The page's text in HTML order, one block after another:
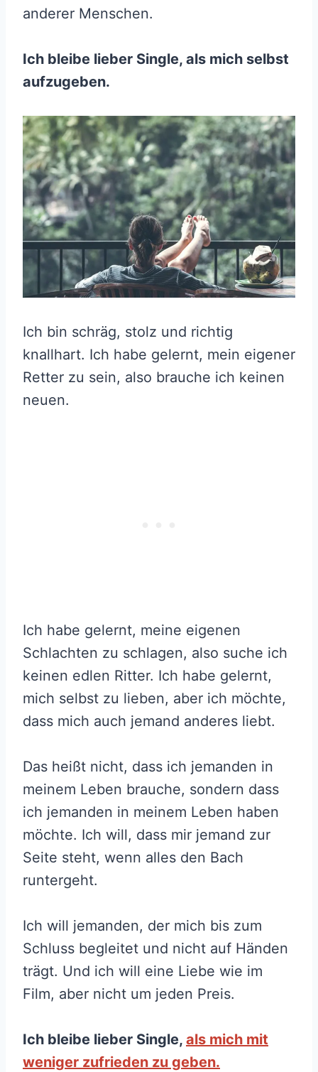
anderer Menschen.
Ich bleibe lieber Single, als mich selbst
aufzugeben.
Ich bin schräg, stolz und richtig
knallhart. Ich habe gelernt, mein eigener
Retter zu sein, also brauche ich keinen
neuen.
Ich habe gelernt, meine eigenen
Schlachten zu schlagen, also suche ich
keinen edlen Ritter. Ich habe gelernt,
mich selbst zu lieben, aber ich möchte,
dass mich auch jemand anderes liebt.
Das heißt nicht, dass ich jemanden in
meinem Leben brauche, sondern dass
ich jemanden in meinem Leben haben
möchte. Ich will, dass mir jemand zur
Seite steht, wenn alles den Bach
runtergeht.
Ich will jemanden, der mich bis zum
Schluss begleitet und nicht auf Händen
trägt. Und ich will eine Liebe wie im
Film, aber nicht um jeden Preis.
Ich bleibe lieber Single, als mich mit
weniger zufrieden zu geben.